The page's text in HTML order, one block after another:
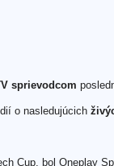
sprievodcom
o nasledujúcich
Cup, bol Oneplay